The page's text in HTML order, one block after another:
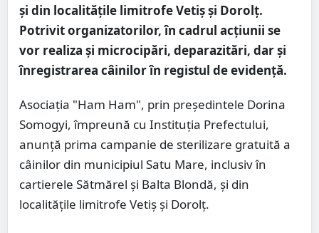
și din localitățile limitrofe Vetiș și Dorolț.
Potrivit organizatorilor, în cadrul acțiunii se
vor realiza și microcipări, deparazitări, dar și
înregistrarea câinilor în registul de evidență.
Asociația "Ham Ham", prin președintele Dorina
Somogyi, împreună cu Instituția Prefectului,
anunță prima campanie de sterilizare gratuită a
câinilor din municipiul Satu Mare, inclusiv în
cartierele Sătmărel și Balta Blondă, și din
localitățile limitrofe Vetiș și Dorolț.